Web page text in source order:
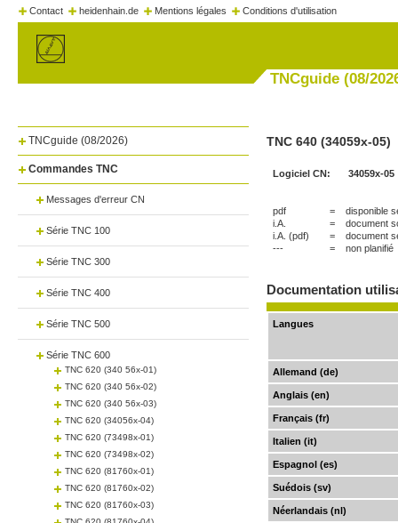
Contact heidenhain.de Mentions légales Conditions d'utilisation
TNCguide (08/
TNCguide (08/2026)
Commandes TNC
Messages d'erreur CN
Série TNC 100
Série TNC 300
Série TNC 400
Série TNC 500
Série TNC 600
TNC 620 (340 56x-01)
TNC 620 (340 56x-02)
TNC 620 (340 56x-03)
TNC 620 (34056x-04)
TNC 620 (73498x-01)
TNC 620 (73498x-02)
TNC 620 (81760x-01)
TNC 620 (81760x-02)
TNC 620 (81760x-03)
TNC 640 (34059x-05)
Logiciel CN: 34059x-05
pdf
i.A.
i.A. (pdf)
---
=
=
=
=
disponible
document
document
non planifié
Documentation
Langues
Allemand (de)
Anglais (en)
Français (fr)
Italien (it)
Espagnol (es)
Suédois (sv)
Néerlandais (nl)